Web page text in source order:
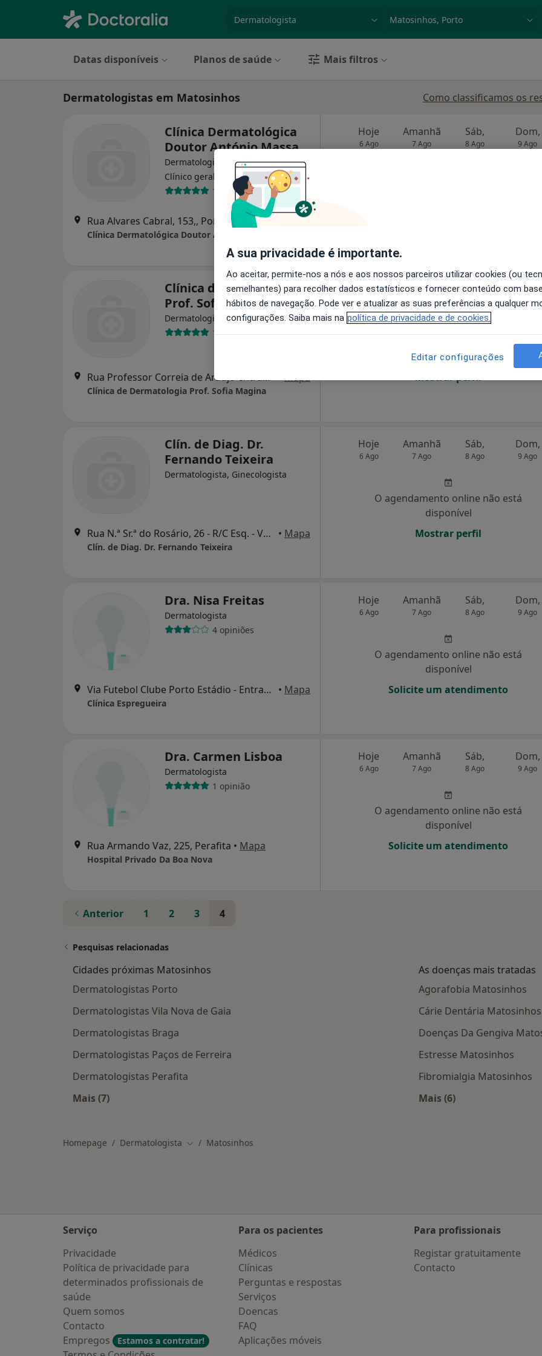
Datas disponíveis Planos de saúde Mais filtros
Dermatologistas em Matosinhos Como classificamos os
Clínica Dermatológica
Doutor António Massa
Dermatologista, Cirurgião vascular,
Clínico geral
12 opiniões
Rua Alvares Cabral, 153,, Porto • Mapa
Clínica Dermatológica Doutor António Massa
Hoje
6 Ago
Amanhã
7 Ago
Sáb,
8 Ago
Dom,
9 Ago
Clínica de Dermatologia
Prof. Sofia Magina
Dermatologista
1 opinião
Rua Professor Correia de Araújo entrada 8/9 sala 1, Porto •Mapa
Clínica de Dermatologia Prof. Sofia Magina
Hoje
6 Ago
Amanhã
7 Ago
Sáb,
8 Ago
Dom,
9 Ago
O agendamento online não está
disponível
Mostrar perfil
Clín. de Diag. Dr.
Fernando Teixeira
Dermatologista, Ginecologista
Rua N.ª Sr.ª do Rosário, 26 - R/C Esq. - Valbom, Valbom • Mapa
Clín. de Diag. Dr. Fernando Teixeira
Hoje
6 Ago
Amanhã
7 Ago
Sáb,
8 Ago
Dom,
9 Ago
O agendamento online não está
disponível
Mostrar perfil
Dra. Nisa Freitas
Dermatologista
4 opiniões
Via Futebol Clube Porto Estádio - Entrada Nascente, piso -3, Porto • Mapa
Clínica Espregueira
Hoje
6 Ago
Amanhã
7 Ago
Sáb,
8 Ago
Dom,
9 Ago
O agendamento online não está
disponível
Solicite um atendimento
Dra. Carmen Lisboa
Dermatologista
1 opinião
Rua Armando Vaz, 225, Perafita • Mapa
Hospital Privado Da Boa Nova
Hoje
6 Ago
Amanhã
7 Ago
Sáb,
8 Ago
Dom,
9 Ago
O agendamento online não está
disponível
Solicite um atendimento
Anterior 1 2 3 4
Pesquisas relacionadas
Cidades próximas Matosinhos
Dermatologistas Porto
Dermatologistas Vila Nova de Gaia
Dermatologistas Braga
Dermatologistas Paços de Ferreira
Dermatologistas Perafita
Mais (7)
As doenças mais tratadas
Agorafobia Matosinhos
Cárie Dentária Matosinhos
Doenças Da Gengiva
Estresse Matosinhos
Fibromialgia Matosinhos
Mais (6)
Homepage Dermatologista Mudar de cidade
Matosinhos
Serviço
Privacidade
Política de privacidade para
determinados profissionais de
saúde
Quem somos
Contacto
Empregos
Estamos a contratar!
Para os pacientes
Médicos
Clínicas
Perguntas e respostas
Serviços
Doencas
FAQ
Aplicações móveis
Para profissionais
Registar gratuitamente
Contacto
A sua privacidade é importante.
Ao aceitar, permite-nos a nós e aos nossos parceiros utilizar cookies (ou
semelhantes) para recolher dados estatísticos e fornecer conteúdo com
hábitos de navegação. Pode ver e atualizar as suas preferências a qualquer
configurações. Saiba mais na política de privacidade e de cookies.
Editar configurações